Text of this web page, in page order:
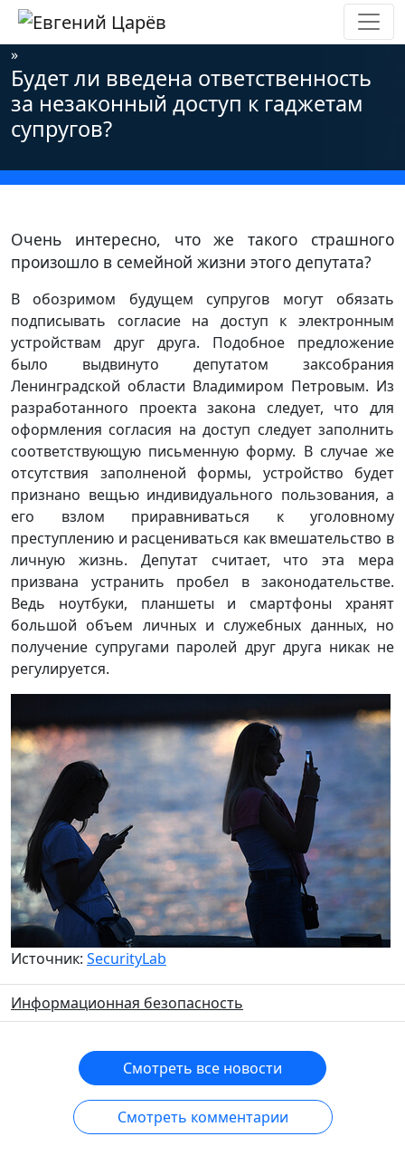
Главная»Новости»Информационная безопасность
»
Будет ли введена ответственность
за незаконный доступ к гаджетам
супругов?
Очень интересно, что же такого страшного
произошло в семейной жизни этого депутата?
В обозримом будущем супругов могут обязать
подписывать согласие на доступ к электронным
устройствам друг друга. Подобное предложение
было выдвинуто депутатом заксобрания
Ленинградской области Владимиром Петровым. Из
разработанного проекта закона следует, что для
оформления согласия на доступ следует заполнить
соответствующую письменную форму. В случае же
отсутствия заполненой формы, устройство будет
признано вещью индивидуального пользования, а
его взлом приравниваться к уголовному
преступлению и расцениваться как вмешательство в
личную жизнь. Депутат считает, что эта мера
призвана устранить пробел в законодательстве.
Ведь ноутбуки, планшеты и смартфоны хранят
большой объем личных и служебных данных, но
получение супругами паролей друг друга никак не
регулируется.
Источник: SecurityLab
Информационная безопасность
Смотреть все новости
Смотреть комментарии